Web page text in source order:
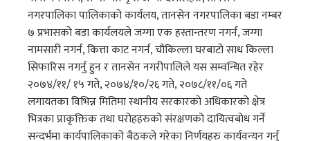
नगरपालिका पालिकाको कार्यलय, तानसेन नगरपालिका बडा नम्बर
७ प्रभासको बडा कार्यलयले जग्गा एक हस्तान्तरण नगर्न, जग्गा
नामसारी नगर्न, कित्ता काट नगर्न, चौकिल्ला घरबाटो साध किल्ला
सिफारिस नगर्नु हुन र तानसेन नगरीपालिले यस सम्वन्धित रहेर
२०७४/११/ १५ गते, २०७४/१०/२६ गते, २०७८/११/०६ गते
लगायतका विभिन्न मितिमा स्थानीय सरकारको अधिकारको क्षेत्र
भित्रका प्राकृक्तिक तथा घरोहहरुको संरक्षणको दायित्वबोध गर्ने
सन्दर्भमा कार्यपालिकाको बैठकले गरेका निर्णयहरु कार्यवन्यन गर्नु